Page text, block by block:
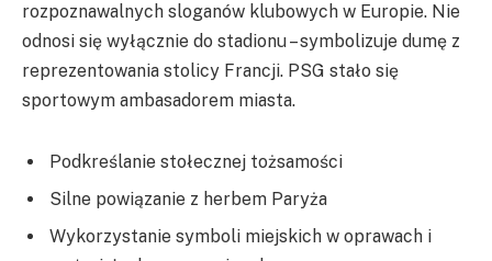
rozpoznawalnych sloganów klubowych w Europie. Nie
odnosi się wyłącznie do stadionu – symbolizuje dumę z
reprezentowania stolicy Francji. PSG stało się
sportowym ambasadorem miasta.
Podkreślanie stołecznej tożsamości
Silne powiązanie z herbem Paryża
Wykorzystanie symboli miejskich w oprawach i